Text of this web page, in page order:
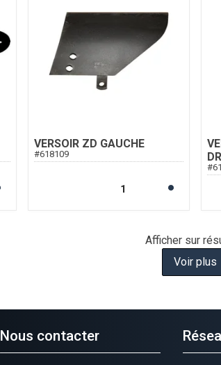
VERSOIR ZD GAUCHE
#618109
#
Afficher sur
Voir plus
Nous contacter